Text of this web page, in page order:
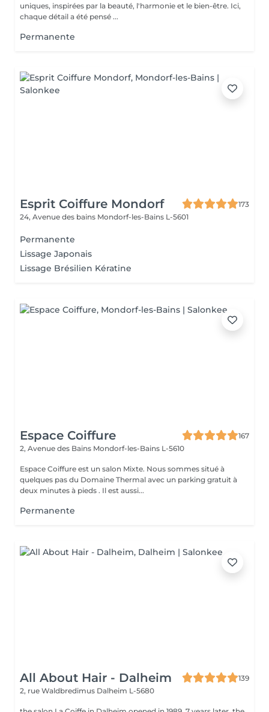
uniques, inspirées par la beauté, l'harmonie et le bien-être. Ici,
chaque détail a été pensé ...
Permanente
Esprit Coiffure Mondorf
173
24, Avenue des bains Mondorf-les-Bains L-5601
Permanente
Lissage Japonais
Lissage Brésilien Kératine
Espace Coiffure
167
2, Avenue des Bains Mondorf-les-Bains L-5610
Espace Coiffure est un salon Mixte. Nous sommes situé à
quelques pas du Domaine Thermal avec un parking gratuit à
deux minutes à pieds . Il est aussi...
Permanente
All About Hair - Dalheim
139
2, rue Waldbredimus Dalheim L-5680